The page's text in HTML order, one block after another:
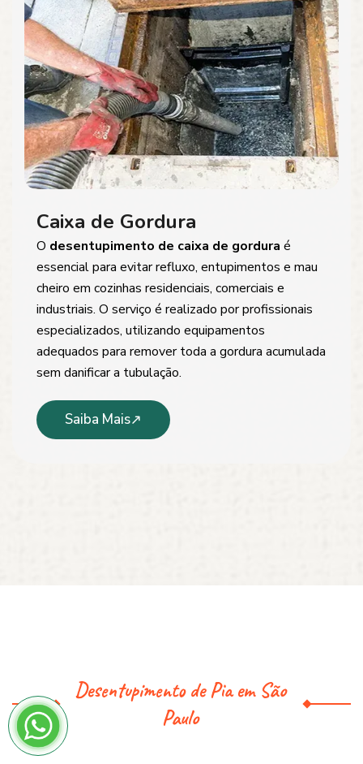
Caixa de Gordura
O desentupimento de caixa de gordura é
essencial para evitar refluxo, entupimentos e mau
cheiro em cozinhas residenciais, comerciais e
industriais. O serviço é realizado por profissionais
especializados, utilizando equipamentos
adequados para remover toda a gordura acumulada
sem danificar a tubulação.
Saiba Mais
Desentupimento de Pia em São
Paulo